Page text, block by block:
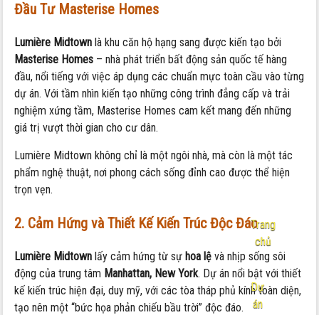
Trang
chủ
-
Dự
án
Đầu Tư Masterise Homes
Lumière Midtown là khu căn hộ hạng sang được kiến tạo bởi
Masterise Homes – nhà phát triển bất động sản quốc tế hàng
đầu, nổi tiếng với việc áp dụng các chuẩn mực toàn cầu vào từng
dự án. Với tầm nhìn kiến tạo những công trình đẳng cấp và trải
nghiệm xứng tầm, Masterise Homes cam kết mang đến những
giá trị vượt thời gian cho cư dân.
Lumière Midtown không chỉ là một ngôi nhà, mà còn là một tác
phẩm nghệ thuật, nơi phong cách sống đỉnh cao được thể hiện
trọn vẹn.
2. Cảm Hứng và Thiết Kế Kiến Trúc Độc Đáo
Lumière Midtown lấy cảm hứng từ sự hoa lệ và nhịp sống sôi
động của trung tâm Manhattan, New York. Dự án nổi bật với thiết
kế kiến trúc hiện đại, duy mỹ, với các tòa tháp phủ kính toàn diện,
tạo nên một “bức họa phản chiếu bầu trời” độc đáo.